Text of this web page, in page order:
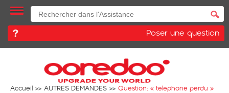
Poser une question
Accueil AUTRES DEMANDES Question: « telephone perdu »